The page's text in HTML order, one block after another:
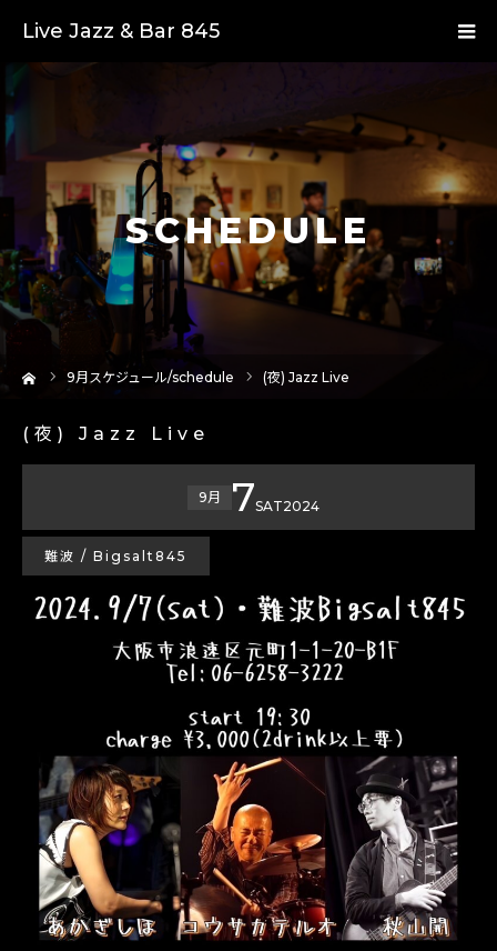
Live Jazz & Bar 845
SCHEDULE
9月スケジュール/schedule (夜) Jazz Live
(夜) Jazz Live
9月 7SAT2024
難波 / Bigsalt845